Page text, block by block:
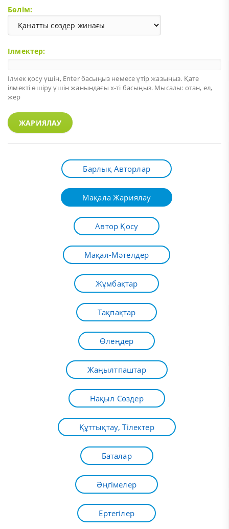
Бөлім:
Ілмектер:
Ілмек қосу үшін, Enterбасыңыз немесе үтір жазыңыз. Қате
ілмекті өшіру үшін жанындағы х-ті басыңыз. Мысалы: отан, ел,
жер
ЖАРИЯЛАУ
Барлық Авторлар
Мақала Жариялау
Автор Қосу
Мақал-Мәтелдер
Жұмбақтар
Тақпақтар
Өлеңдер
Жаңылтпаштар
Нақыл Сөздер
Құттықтау, Тілектер
Баталар
Әңгімелер
Ертегілер